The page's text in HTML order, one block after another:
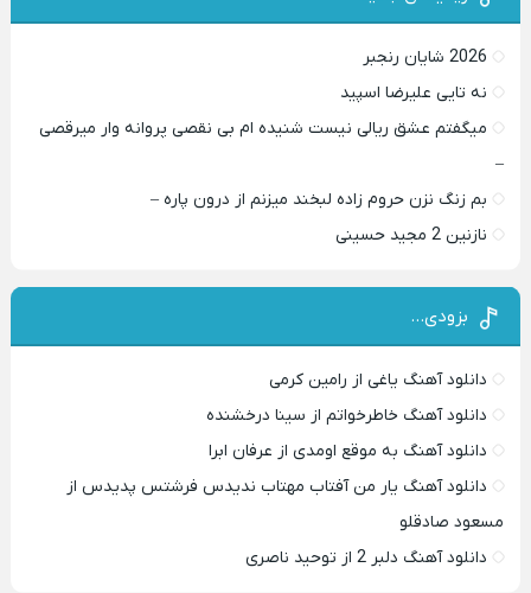
2026 شایان رنجبر
نه تایی علیرضا اسپید
میگفتم عشق ریالی نیست شنیده ام بی نقصی پروانه وار میرقصی
–
بم زنگ نزن حروم زاده لبخند میزنم از درون پاره –
نازنین 2 مجید حسینی
بزودی…
دانلود آهنگ یاغی از رامین کرمی
دانلود آهنگ خاطرخواتم از سینا درخشنده
دانلود آهنگ به موقع اومدی از عرفان ابرا
دانلود آهنگ یار من آفتاب مهتاب ندیدس فرشتس پدیدس از
مسعود صادقلو
دانلود آهنگ دلبر 2 از توحید ناصری